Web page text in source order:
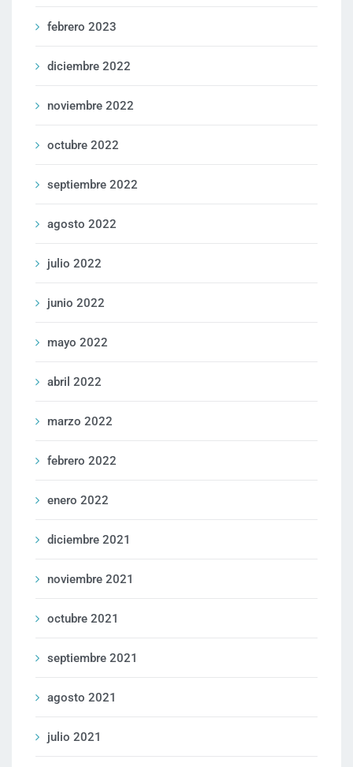
febrero 2023
diciembre 2022
noviembre 2022
octubre 2022
septiembre 2022
agosto 2022
julio 2022
junio 2022
mayo 2022
abril 2022
marzo 2022
febrero 2022
enero 2022
diciembre 2021
noviembre 2021
octubre 2021
septiembre 2021
agosto 2021
julio 2021